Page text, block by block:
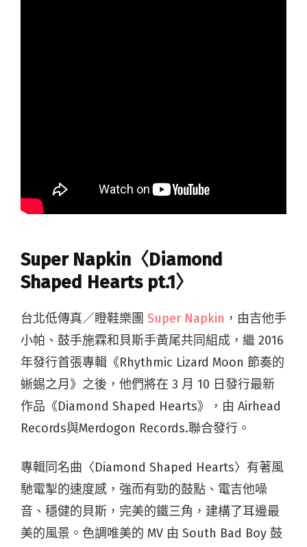
Super Napkin〈Diamond
Shaped Hearts pt.1〉
台北低傳真／瞪鞋樂團 Super Napkin ，由吉他手
小帕、鼓手施霖和貝斯手黃尾共同組成，繼 2016
年發行首張專輯《Rhythmic Lizard Moon 節奏的
蜥蜴之月》之後，他們將在 3 月 10 日發行最新
作品《Diamond Shaped Hearts》，由 Airhead
Records與Merdogon Records.聯合發行。
專輯同名曲〈Diamond Shaped Hearts〉有著風
馳電掣的速度感，強而有勁的鼓點、電吉他噪
音、穩健的貝斯，完美的鐵三角，建構了耳邊最
美的風景。色調唯美的 MV 由 South Bad Boy 鼓